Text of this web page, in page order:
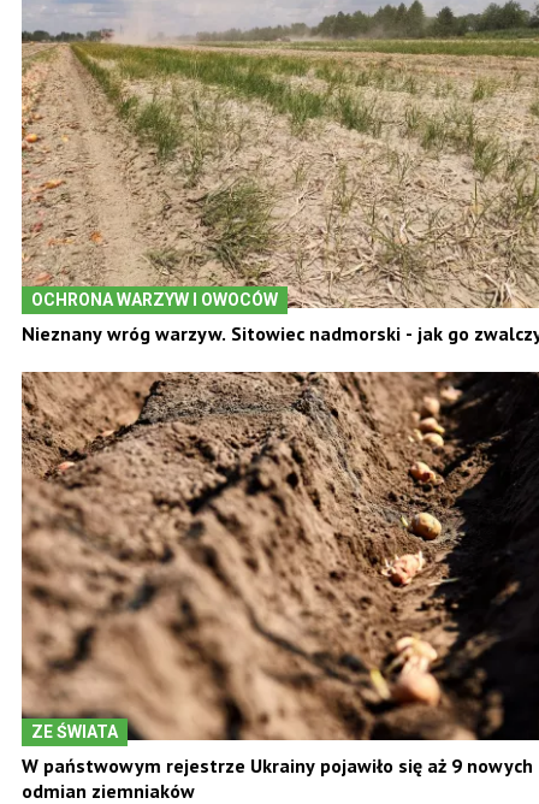
OCHRONA WARZYW I OWOCÓW
Nieznany wróg warzyw. Sitowiec nadmorski - jak go
ZE ŚWIATA
W państwowym rejestrze Ukrainy pojawiło się aż 9 nowych
odmian ziemniaków